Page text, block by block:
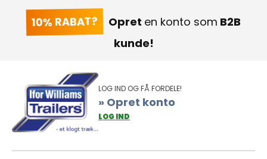
10% RABAT? Opret en konto som B2B
kunde!
LOG IND OG FÅ FORDELE!
» Opret konto
LOG IND